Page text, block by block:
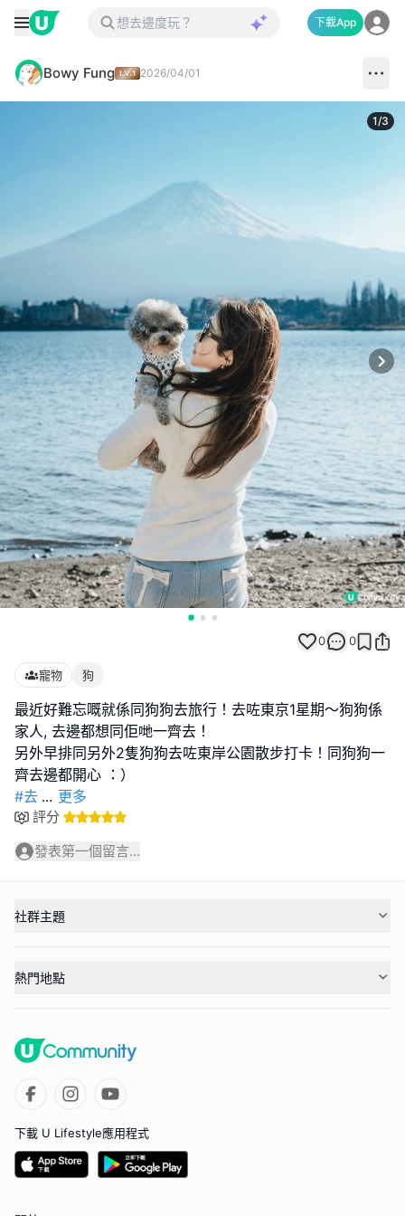
下載App
Bowy Fung 2026/04/01
1/3
0 0
寵物 狗
最近好難忘嘅就係同狗狗去旅行！去咗東京1星期～狗狗係
家人, 去邊都想同佢哋一齊去！
另外早排同另外2隻狗狗去咗東岸公園散步打卡！同狗狗一
#去 ... 更多
評分
發表第一個留言...
社群主題
熱門地點
下載 U Lifestyle應用程式